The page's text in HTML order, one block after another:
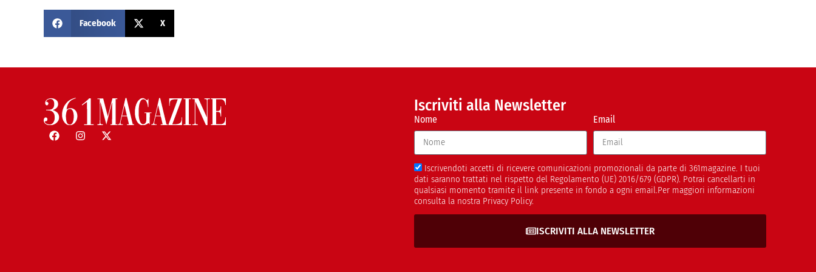
Facebook X
Iscriviti alla Newsletter
Nome Email
Iscrivendoti accetti di ricevere comunicazioni promozionali da parte di 361magazine. I tuoi
dati saranno trattati nel rispetto del Regolamento (UE) 2016/679 (GDPR). Potrai cancellarti in
qualsiasi momento tramite il link presente in fondo a ogni email.Per maggiori informazioni
consulta la nostra Privacy Policy.
ISCRIVITI ALLA NEWSLETTER